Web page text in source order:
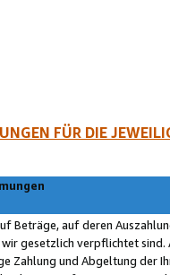
FÜR DIE
Beträge, auf deren
gesetzlich verpflichtet
Zahlung und Abgeltung der